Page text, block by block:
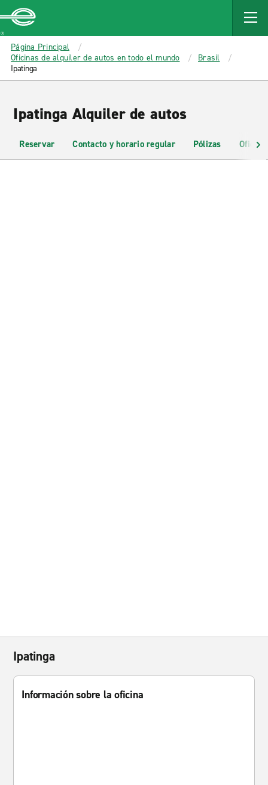
MAIN
CONTENT
Enterprise
Página Principal
Oficinas de alquiler de autos en todo el mundo
Brasil
Ipatinga
Ipatinga Alquiler de autos
Reservar Contacto y horario regular Pólizas
Ipatinga
Información sobre la oficina